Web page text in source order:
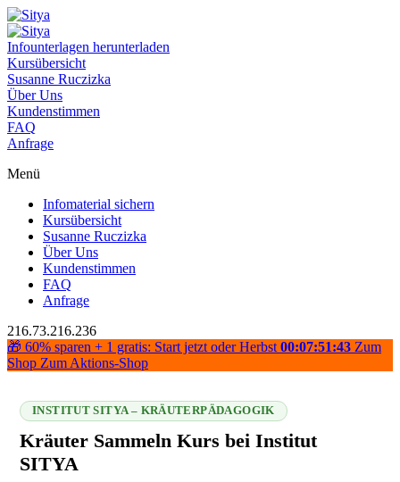
Infounterlagen herunterladen
Kursübersicht
Susanne Ruczizka
Über Uns
Kundenstimmen
FAQ
Anfrage
Menü
Infomaterial sichern
Kursübersicht
Susanne Ruczizka
Über Uns
Kundenstimmen
FAQ
Anfrage
216.73.216.236
🎁 60% sparen + 1 gratis: Start jetzt oder Herbst 00:07:51:43 Zum
Shop Zum Aktions-Shop
INSTITUT SITYA – KRÄUTERPÄDAGOGIK
Kräuter Sammeln Kurs bei Institut
SITYA